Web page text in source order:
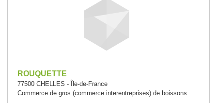
ROUQUETTE
77500 CHELLES - Île-de-France
Commerce de gros (commerce interentreprises) de boissons